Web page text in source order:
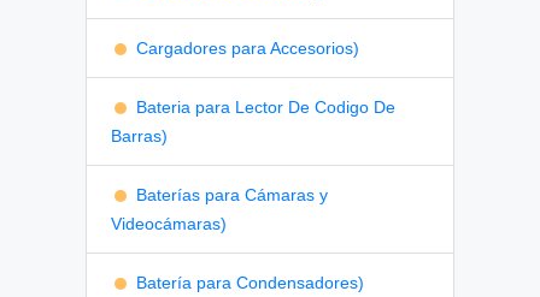
Cargadores para Accesorios)
Bateria para Lector De Codigo De
Barras)
Baterías para Cámaras y
Videocámaras)
Batería para Condensadores)